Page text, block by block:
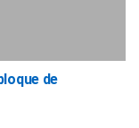
de